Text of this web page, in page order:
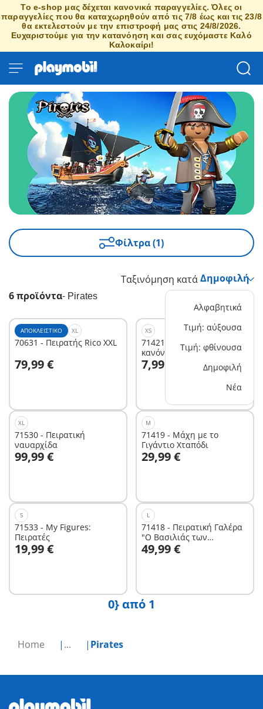
Το e-shop μας δέχεται κανονικά παραγγελίες. Όλες οι
παραγγελίες που θα καταχωρηθούν από τις 7/8 έως και τις 23/8
θα εκτελεστούν με την επιστροφή μας στις 24/8/2026.
Ευχαριστούμε για την κατανόηση και σας ευχόμαστε Καλό
Καλοκαίρι!
Home ... Pirates
Φίλτρα (1)
6 προϊόντα- Pirates
Ταξινόμηση κατά
Αλφαβητικά
Τιμή: αύξουσα
Τιμή: φθίνουσα
Δημοφιλή
Νέα
ΑΠΟΚΛΕΙΣΤΙΚΌ XL
70631 - Πειρατής Rico XXL
79,99 €
XS
71421 - Πειρατής με
κανόνι
7,99 €Στο καλάθι
XL
71530 - Πειρατική
ναυαρχίδα
99,99 €
Στο καλάθι
M
71419 - Μάχη με το
Γιγάντιο Χταπόδι
29,99 €
Στο καλάθι
S
71533 - My Figures:
Πειρατές
19,99 €
Στο καλάθι
L
71418 - Πειρατική Γαλέρα
"Ο Βασιλιάς των
Πειρατών"
49,99 €
Στο καλάθι
0} από 1